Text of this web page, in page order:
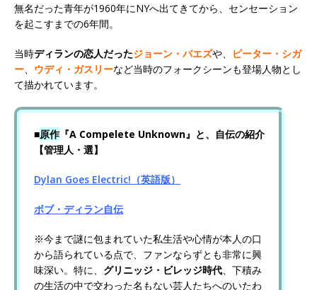
無名だった青年が1960年にNYへ出てきてから、センセーション
を起こすまでの6年間。
当時ディランの恋人だったジョーン・バエズや、
ピーター・シガ
ー、 ウディ・ガスリーなど当時のフォークシーンも登場人物とし
て描かれています。
■原作『A Compelete Unknown』と、自伝の紹介
【管理人・選】
Dylan Goes Electric!（英語版）
ボブ・ディラン自伝
※今まで謎に包まれていた私生活や心情が本人の口
から語られている点で、ファンならずとも非常に興
味深い。特に、 グリニッジ・ビレッジ時代、下積み
の生活の中で交わった名もない芸人たちへのいたわ